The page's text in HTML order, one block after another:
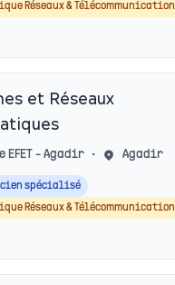
Réseaux & Télécommunication
et Réseaux
EFET - Agadir • Agadir
spécialisé
Réseaux & Télécommunication